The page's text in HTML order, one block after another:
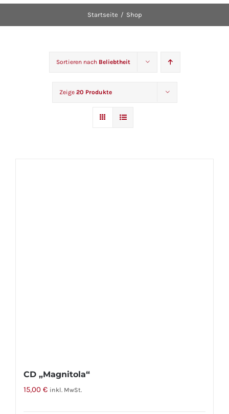
Startseite Shop
Sortieren nach Beliebtheit
Zeige 20 Produkte
CD „Magnitola“
15,00 € inkl. MwSt.